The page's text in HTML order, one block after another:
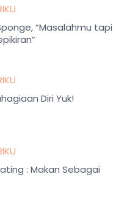
“Masalahmu tapi
Diri Yuk!
: Makan Sebagai